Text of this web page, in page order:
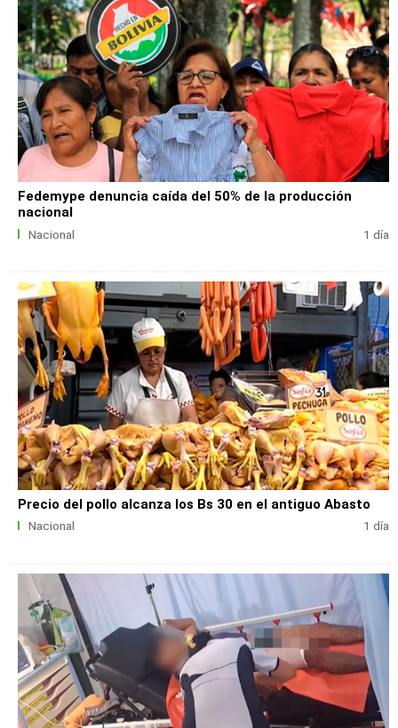
Fedemype denuncia caída del 50% de la producción
nacional
Nacional 1 día
Precio del pollo alcanza los Bs 30 en el antiguo Abasto
Nacional 1 día